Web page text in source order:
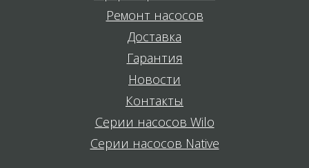
Ремонт насосов
Доставка
Гарантия
Новости
Контакты
Серии насосов Wilo
Серии насосов Native